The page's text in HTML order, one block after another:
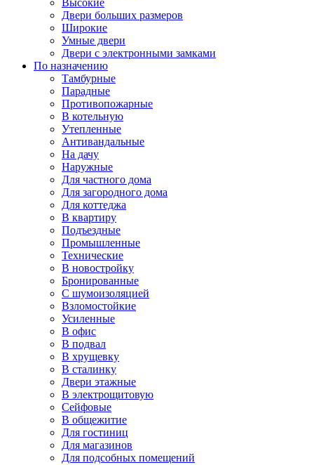
Двери больших размеров
Широкие
Умные двери
Двери с электронными замками
По назначению
Тамбурные
Парадные
Противопожарные
В котельную
Утепленные
Антивандальные
На дачу
Наружные
Для частного дома
Для загородного дома
Для коттеджа
В квартиру
Подъездные
Промышленные
Технические
В новостройку
Бронированные
С шумоизоляцией
Взломостойкие
Усиленные
В офис
В подвал
В хрущевку
В сталинку
Двери этажные
В электрощитовую
Сейфовые
В общежитие
Для гостиниц
Для магазинов
Для подсобных помещений